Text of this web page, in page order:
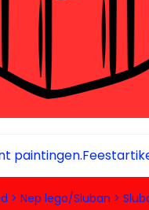
paintingen.
> Nep lego/Sluban >